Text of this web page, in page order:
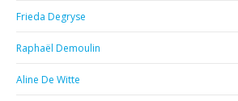
Frieda Degryse
Raphaël Demoulin
Aline De Witte